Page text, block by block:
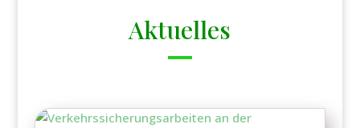
Aktuelles